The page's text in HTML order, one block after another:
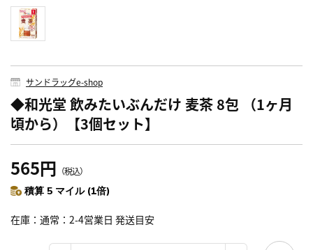
サンドラッグe-shop
◆和光堂 飲みたいぶんだけ 麦茶 8包 （1ヶ月
頃から）【3個セット】
565円 （税込）
積算 5 マイル (1倍)
在庫 通常：2-4営業日 発送目安